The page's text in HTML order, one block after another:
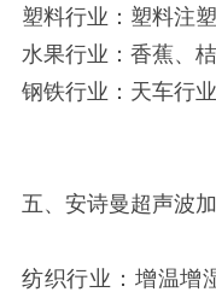
塑料行业：塑料注
水果行业：香蕉、
钢铁行业：天车行
五、安诗曼超声波
纺织行业：增温增